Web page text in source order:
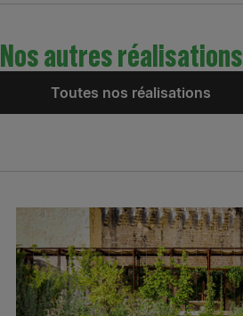
Nos autres réalisations
Toutes nos réalisations